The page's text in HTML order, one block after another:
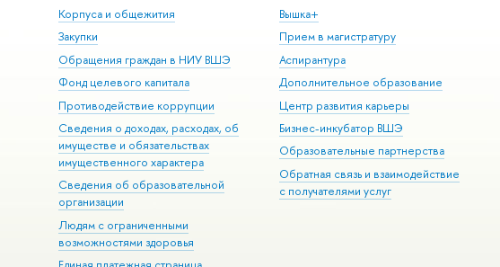
Корпуса и общежития
Закупки
Обращения граждан в НИУ ВШЭ
Фонд целевого капитала
Противодействие коррупции
Сведения о доходах, расходах, об
имуществе и обязательствах
имущественного характера
Сведения об образовательной
организации
Людям с ограниченными
возможностями здоровья
Вышка+
Прием в магистратуру
Аспирантура
Дополнительное образование
Центр развития карьеры
Бизнес-инкубатор ВШЭ
Образовательные партнерства
Обратная связь и взаимодействие
с получателями услуг